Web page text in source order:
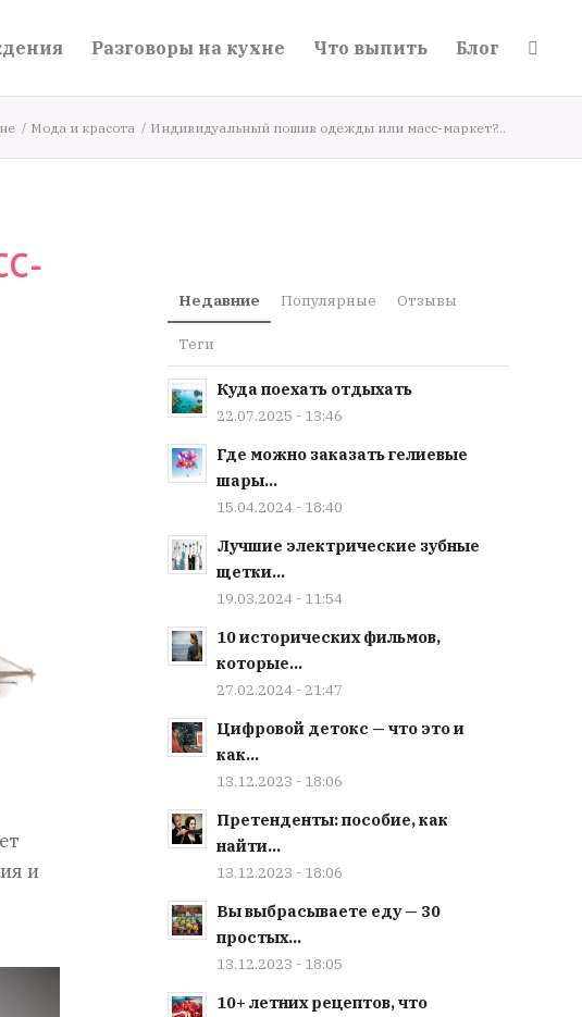
Разговоры на кухне Что выпить Блог
/ Мода и красота / Индивидуальный пошив одежды или масс-маркет?...
и
Недавние Популярные Отзывы
Теги
Куда поехать отдыхать
22.07.2025 - 13:46
Где можно заказать гелиевые
шары...
15.04.2024 - 18:40
Лучшие электрические зубные
щетки...
19.03.2024 - 11:54
10 исторических фильмов,
которые...
27.02.2024 - 21:47
Цифровой детокс — что это и
как...
13.12.2023 - 18:06
Претенденты: пособие, как
найти...
13.12.2023 - 18:06
Вы выбрасываете еду — 30
простых...
13.12.2023 - 18:05
10+ летних рецептов, что